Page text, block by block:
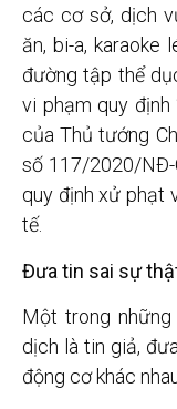
các cơ sở, dịch
ăn, bi-a, karaoke
đường tập thể
vi phạm quy định
của Thủ tướng
số 117/2020/NĐ-
quy định xử phạt
tế.
Đưa tin sai sự
Một trong
dịch là tin giả,
động cơ khác